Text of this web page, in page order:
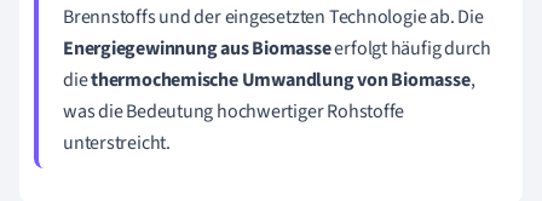
Brennstoffs und der eingesetzten Technologie ab. Die
Energiegewinnung aus Biomasseerfolgt häufig durch
diethermochemische Umwandlung von Biomasse,
was die Bedeutung hochwertiger Rohstoffe
unterstreicht.